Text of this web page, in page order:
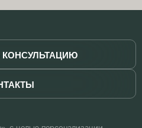
КОНСУЛЬТАЦИЮ